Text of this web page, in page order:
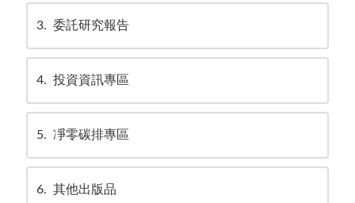
3 委託研究報告
4 投資資訊專區
5 凈零碳排專區
6 其他出版品